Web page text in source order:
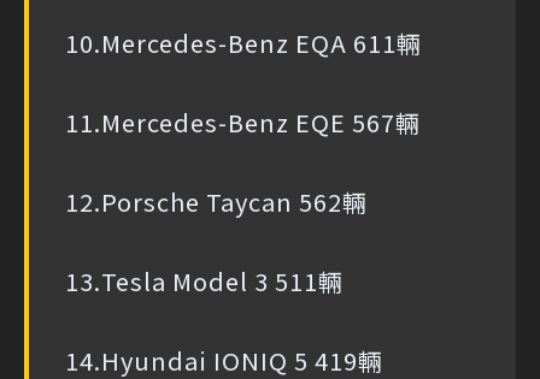
10.Mercedes-Benz EQA 611輛
11.Mercedes-Benz EQE 567輛
12.Porsche Taycan 562輛
13.Tesla Model 3 511輛
14.Hyundai IONIQ 5 419輛